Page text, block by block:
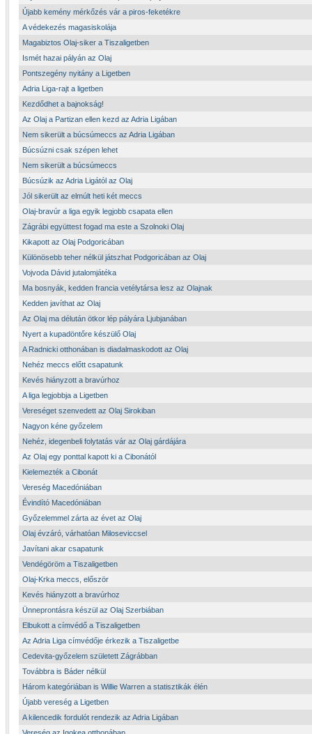
Újabb kemény mérkőzés vár a piros-feketékre
A védekezés magasiskolája
Magabiztos Olaj-siker a Tiszaligetben
Ismét hazai pályán az Olaj
Pontszegény nyitány a Ligetben
Adria Liga-rajt a ligetben
Kezdődhet a bajnokság!
Az Olaj a Partizan ellen kezd az Adria Ligában
Nem sikerült a búcsúmeccs az Adria Ligában
Búcsúzni csak szépen lehet
Nem sikerült a búcsúmeccs
Búcsúzik az Adria Ligától az Olaj
Jól sikerült az elmúlt heti két meccs
Olaj-bravúr a liga egyik legjobb csapata ellen
Zágrábi együttest fogad ma este a Szolnoki Olaj
Kikapott az Olaj Podgoricában
Különösebb teher nélkül játszhat Podgoricában az Olaj
Vojvoda Dávid jutalomjátéka
Ma bosnyák, kedden francia vetélytársa lesz az Olajnak
Kedden javíthat az Olaj
Az Olaj ma délután ötkor lép pályára Ljubjanában
Nyert a kupadöntőre készülő Olaj
A Radnicki otthonában is diadalmaskodott az Olaj
Nehéz meccs előtt csapatunk
Kevés hiányzott a bravúrhoz
A liga legjobbja a Ligetben
Vereséget szenvedett az Olaj Sirokiban
Nagyon kéne győzelem
Nehéz, idegenbeli folytatás vár az Olaj gárdájára
Az Olaj egy ponttal kapott ki a Cibonától
Kielemezték a Cibonát
Vereség Macedóniában
Évindító Macedóniában
Győzelemmel zárta az évet az Olaj
Olaj évzáró, várhatóan Miloseviccsel
Javítani akar csapatunk
Vendégöröm a Tiszaligetben
Olaj-Krka meccs, először
Kevés hiányzott a bravúrhoz
Ünneprontásra készül az Olaj Szerbiában
Elbukott a címvédő a Tiszaligetben
Az Adria Liga címvédője érkezik a Tiszaligetbe
Cedevita-győzelem született Zágrábban
Továbbra is Báder nélkül
Három kategóriában is Willie Warren a statisztikák élén
Újabb vereség a Ligetben
A kilencedik fordulót rendezik az Adria Ligában